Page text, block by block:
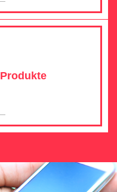
Produkte